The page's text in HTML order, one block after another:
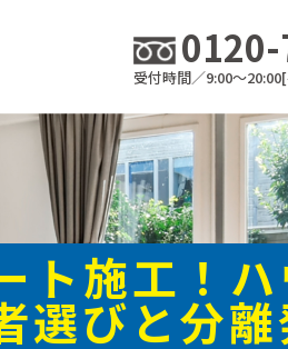
受付時間／9:00～
ト施工！
選びと分